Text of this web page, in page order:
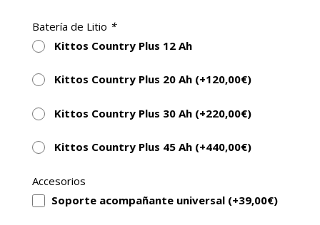
Si buscas unasilla de ruedas eléctrica plegable
City Pluses una excelente opción para el uso
gracias a su tamaño compacto, su plegado rápido y
Batería de Litio *
Kittos Country Plus 12 Ah
Kittos Country Plus 20 Ah (+120,00€)
Kittos Country Plus 30 Ah (+220,00€)
Kittos Country Plus 45 Ah (+440,00€)
Accesorios
Soporte acompañante universal (+39,00€)